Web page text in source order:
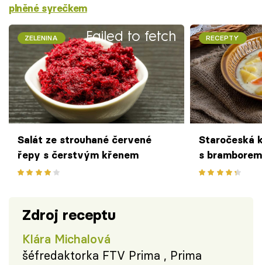
plněné syrečkem
Failed to fetch
ZELENINA
Salát ze strouhané červené
řepy s čerstvým křenem
RECEPTY
Staročeská
s bramborem
Zdroj receptu
Klára Michalová
šéfredaktorka FTV Prima , Prima